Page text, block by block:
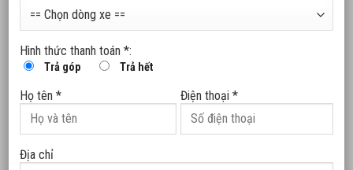
VinFast xây dựng nhà máy xe
điện tại Bắc Carolina (Mỹ)
BÀI VIẾT MỚI
Hình thức thanh toán *:
Trả góp Trả hết
Họ tên * Điện thoại *
Địa chỉ